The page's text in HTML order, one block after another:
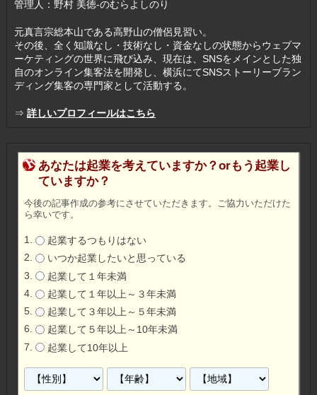
管理人：野村 美徳-のむらよしのり
元真言宗総本山である高野山の僧侶見習い。
その後、全く知識なし・技術なし・資金なしの状態からウェブマ
ーケティングの世界に飛び込み、現在は、SNSをメインとした独
自のオンライン集客法を開発し、横浜にてSNSストーリーブラン
ディング集客の専門家として活動する。
⇒ 詳しいプロフィールはこちら
あなたは起業を考えていますか？orもう起業し
ていますか？
今後の記事作成の参考にさせていただきます。ご協力いただけた
ら幸いです。
起業するつもりはない
いつか起業したいと思っている
起業して１年未満
起業して１年以上～３年未満
起業して３年以上～５年未満
起業して５年以上～10年未満
起業して10年以上